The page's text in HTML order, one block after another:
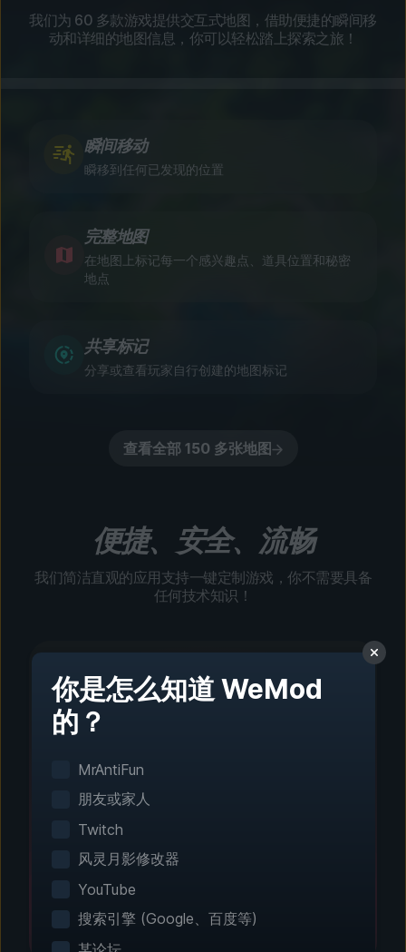
我们为 60 多款游戏提供交互式地图，借助便捷的瞬间移
动和详细的地图信息，你可以轻松踏上探索之旅！
瞬间移动
瞬移到任何已发现的位置
完整地图
在地图上标记每一个感兴趣点、道具位置和秘密
地点
共享标记
分享或查看玩家自行创建的地图标记
查看全部 150 多张地图
便捷、安全、流畅
我们简洁直观的应用支持一键定制游戏，你不需要具备
任何技术知识！
智能游戏检测功能可自动识别你已安装的游戏。无
你是怎么知道 WeMod
的？
MrAntiFun
朋友或家人
Twitch
风灵月影修改器
YouTube
搜索引擎 (Google、百度等)